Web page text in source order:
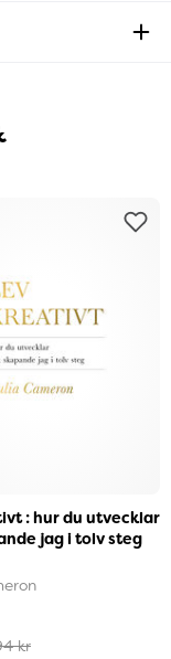
: hur du utvecklar
jag i tolv steg
kr